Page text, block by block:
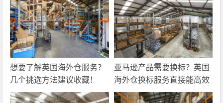
想要了解英国海外仓服务？
几个挑选方法建议收藏！
亚马逊产品需要换标？英国
海外仓换标服务直接能高效
解决！